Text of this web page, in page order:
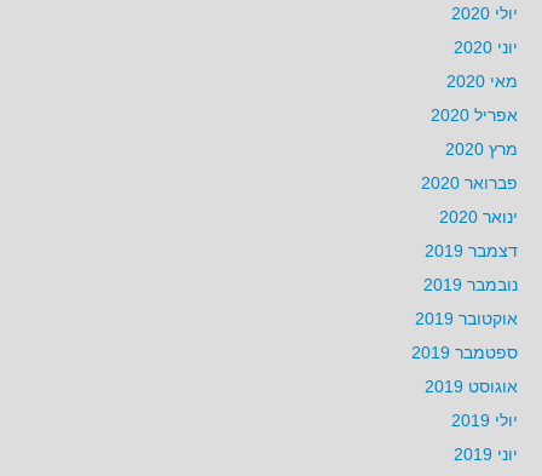
יולי 2020
יוני 2020
מאי 2020
אפריל 2020
מרץ 2020
פברואר 2020
ינואר 2020
דצמבר 2019
נובמבר 2019
אוקטובר 2019
ספטמבר 2019
אוגוסט 2019
יולי 2019
יוני 2019